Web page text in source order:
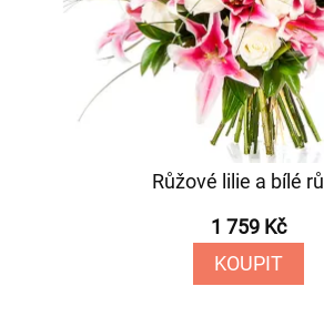
Růžové lilie a bílé
1 759 Kč
KOUPIT